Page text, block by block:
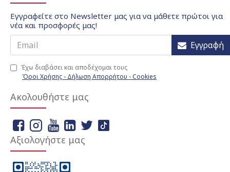
Εγγραφείτε στο Newsletter μας για να μάθετε πρώτοι για
νέα και προσφορές μας!
Εγγραφή
Έχω διαβάσει και αποδέχομαι τους
Όροι Χρήσης - Δήλωση Απορρήτου - Cookies
Ακολουθήστε μας
Αξιολογήστε μας